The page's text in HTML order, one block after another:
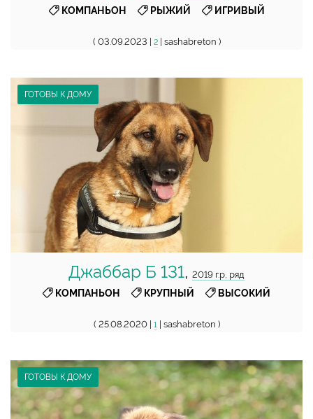
КОМПАНЬОН
РЫЖИЙ ИГРИВЫЙ
( 03.09.2023 | 2| sashabreton )
ГОТОВЫ К ДОМУ
Джаббар Б 131, 2019 г.р, ряд
КОМПАНЬОН
КРУПНЫЙ ВЫСОКИЙ
( 25.08.2020 | 1 | sashabreton )
ГОТОВЫ К ДОМУ